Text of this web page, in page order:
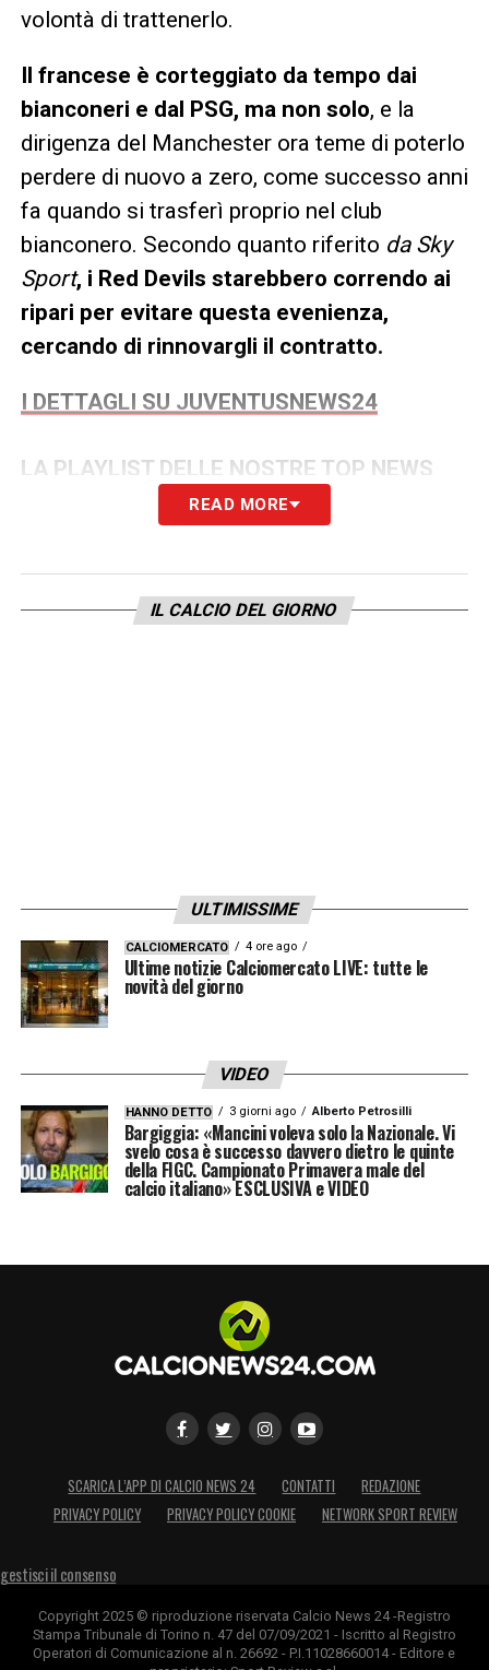
volontà di trattenerlo.
Il francese è corteggiato da tempo dai
bianconeri e dal PSG, ma non solo, e la
dirigenza del Manchester ora teme di poterlo
perdere di nuovo a zero, come successo anni
fa quando si trasferì proprio nel club
bianconero. Secondo quanto riferito da Sky
Sport, i Red Devils starebbero correndo ai
ripari per evitare questa evenienza,
cercando di rinnovargli il contratto.
I DETTAGLI SU JUVENTUSNEWS24
LA PLAYLIST DELLE NOSTRE TOP NEWS
READ MORE
IL CALCIO DEL GIORNO
ULTIMISSIME
CALCIOMERCATO 4 ore ago
Ultime notizie Calciomercato LIVE: tutte le
novità del giorno
VIDEO
HANNO DETTO 3 giorni ago Alberto Petrosilli
Bargiggia: «Mancini voleva solo la Nazionale. Vi
svelo cosa è successo davvero dietro le quinte
della FIGC. Campionato Primavera male del
calcio italiano» ESCLUSIVA e VIDEO
SCARICA L’APP DI CALCIO NEWS 24 CONTATTI
REDAZIONE
PRIVACY POLICY
PRIVACY POLICY COOKIE NETWORK SPORT REVIEW
gestisci il consenso
Copyright 2025 © riproduzione riservata Calcio News 24 -Registro
Stampa Tribunale di Torino n. 47 del 07/09/2021 - Iscritto al Registro
Operatori di Comunicazione al n. 26692 - P.I.11028660014 - Editore e